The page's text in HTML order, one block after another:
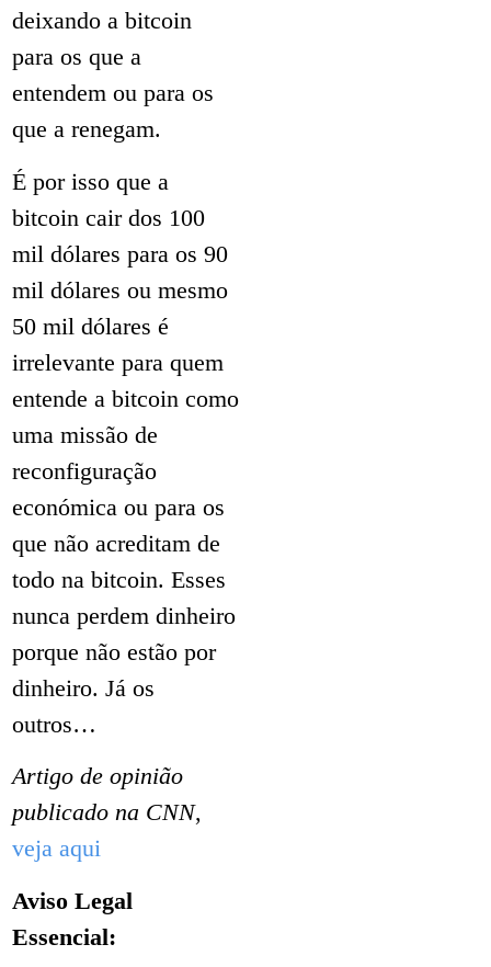
deixando a bitcoin
para os que a
entendem ou para os
que a renegam.
É por isso que a
bitcoin cair dos 100
mil dólares para os 90
mil dólares ou mesmo
50 mil dólares é
irrelevante para quem
entende a bitcoin como
uma missão de
reconfiguração
económica ou para os
que não acreditam de
todo na bitcoin. Esses
nunca perdem dinheiro
porque não estão por
dinheiro. Já os
outros…
Artigo de opinião
publicado na CNN,
veja aqui
Aviso Legal
Essencial: